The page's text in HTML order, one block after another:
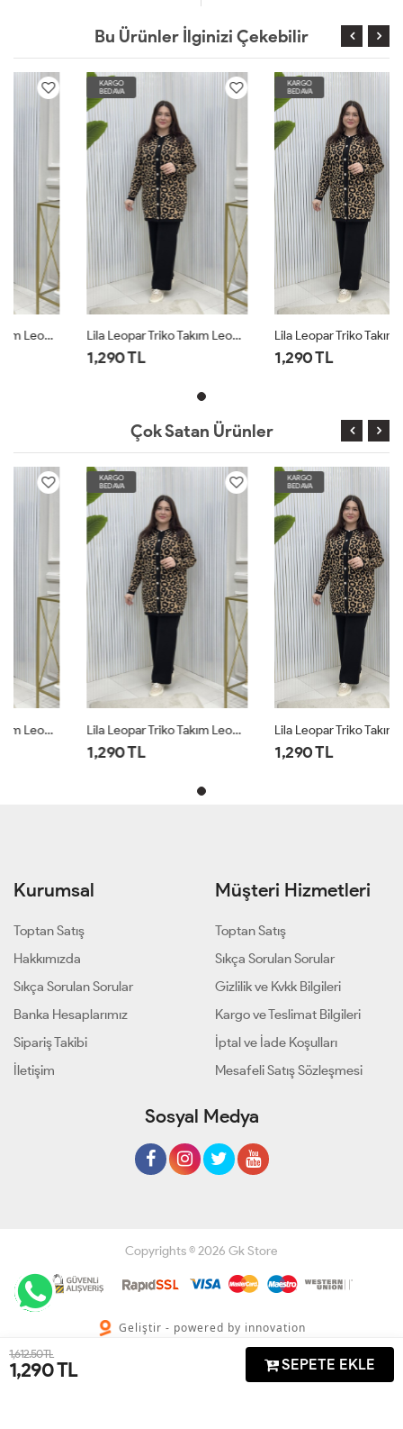
1,612.50 TL
1,290TL SEPETE EKLE
Bu Ürünler İlginizi Çekebilir
KARGO
BEDAVA
Lila Leopar Triko Takım Leopar
KARGO
BEDAVA
Lila Leopar Triko Takım Leopar
Çok Satan Ürünler
KARGO
BEDAVA
Lila Leopar Triko Takım Leopar
KARGO
BEDAVA
Lila Leopar Triko Takım Leopar
Kurumsal
Toptan Satış
Hakkımızda
Sıkça Sorulan Sorular
Banka Hesaplarımız
Sipariş Takibi
İletişim
Müşteri Hizmetleri
Toptan Satış
Sıkça Sorulan Sorular
Gizlilik ve Kvkk Bilgileri
Kargo ve Teslimat Bilgileri
İptal ve İade Koşulları
Mesafeli Satış Sözleşmesi
Sosyal Medya
Copyrights © 2026 Gk Store
Geliştir - powered by innovation
Anasayfa Sipariş Takibi İletişim